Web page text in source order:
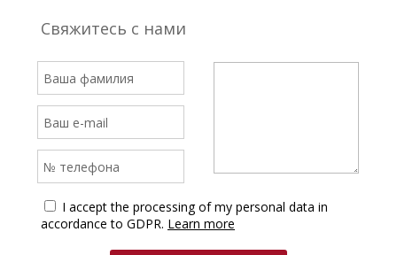
Свяжитесь с нами
I accept the processing of my personal data in
accordance to GDPR. Learn more